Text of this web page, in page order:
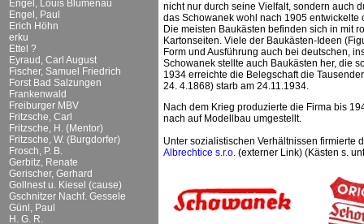
Engel, Louis Blumenau
Engel, Paul
Erich Höhn
erku
Ettel ?
Eyraud, Carl August
Fischer, Samuel Friedrich
Forst Bad Salzungen
Frankenwald
Freiburger MBV
Fritzsche, Carl
Fritzsche, H. (Mentor)
Fritzsche, W. (Burgdorfer)
Frosch, P. B.
Gerbitz, Renate
Gerischer, Gerhard
Gollnest u. Kiesel (cause)
Gschnitzer Nachf. Gessele
Günl, Paul
H. G. R.
nicht nur durch seine Vielfalt, sondern auch
das Schowanek wohl nach 1905 entwickelte
Die meisten Baukästen befinden sich in mit
Kartonseiten. Viele der Baukästen-Ideen
Form und Ausführung auch bei deutschen,
Schowanek stellte auch Baukästen her, die
1934 erreichte die Belegschaft die
24. 4.1868) starb am 24.11.1934.
Nach dem Krieg produzierte die Firma bis
nach auf Modellbau umgestellt.
Unter sozialistischen Verhältnissen firmierte
Albrechtice s.r.o. (externer Link) (Kästen s.